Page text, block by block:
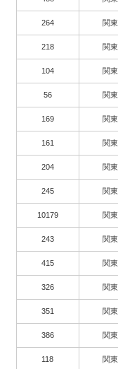
264 関東
218 関東
104 関東
56 関東
169 関東
161 関東
204 関東
245 関東
10179 関東
243 関東
415 関東
326 関東
351 関東
386 関東
118 関東